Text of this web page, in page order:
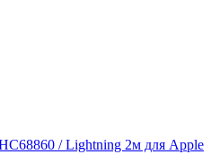
/ Lightning 2м для Apple